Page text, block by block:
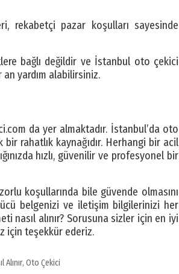
rekabetçi pazar koşulları sayesinde
bağlı değildir ve İstanbul oto çekici
yardım alabilirsiniz.
da yer almaktadır. İstanbul’da oto
rahatlık kaynağıdır. Herhangi bir acil
hızlı, güvenilir ve profesyonel bir
koşullarında bile güvende olmasını
belgenizi ve iletişim bilgilerinizi her
nasıl alınır? Sorusuna sizler için en iyi
için teşekkür ederiz.
Alınır, Oto Çekici